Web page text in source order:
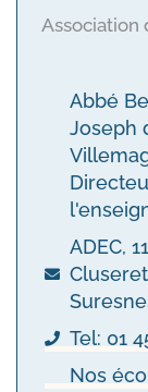
Association
Abbé
Joseph
ADEC,
Tel: 01
Nos